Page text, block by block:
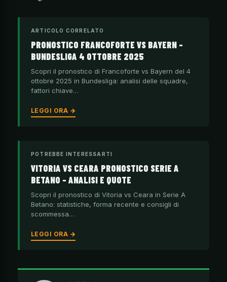
ARTICOLO CORRELATO
PRONOSTICO FRANCOFORTE VS BAYERN –
BUNDESLIGA 4 OTTOBRE 2025
Scopri il pronostico di Francoforte vs Bayern del 4
ottobre 2025 in Bundesliga: analisi delle squadre,
fattori chiave…
LEGGI ORA →
POTREBBE INTERESSARTI
VITORIA VS CEARA PRONOSTICO SERIE A
BETANO – ANALISI E QUOTE
Scopri il pronostico di Vitoria vs Ceara in Serie A
Betano: statistiche, forma recente e consigli di
scommessa…
LEGGI ORA →